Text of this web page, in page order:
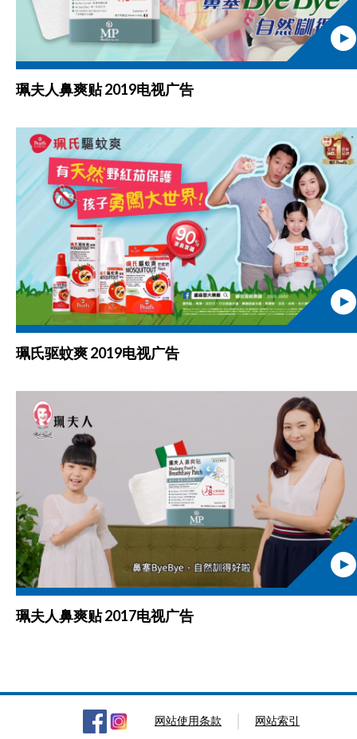
珮夫人鼻爽贴 2019电视广告
珮氏驱蚊爽 2019电视广告
珮夫人鼻爽贴 2017电视广告
网站使用条款 网站索引